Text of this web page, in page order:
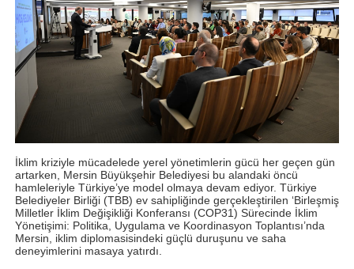
İklim kriziyle mücadelede yerel yönetimlerin gücü her geçen gün
artarken, Mersin Büyükşehir Belediyesi bu alandaki öncü
hamleleriyle Türkiye’ye model olmaya devam ediyor. Türkiye
Belediyeler Birliği (TBB) ev sahipliğinde gerçekleştirilen ‘Birleşmiş
Milletler İklim Değişikliği Konferansı (COP31) Sürecinde İklim
Yönetişimi: Politika, Uygulama ve Koordinasyon Toplantısı’nda
Mersin, iklim diplomasisindeki güçlü duruşunu ve saha
deneyimlerini masaya yatırdı.